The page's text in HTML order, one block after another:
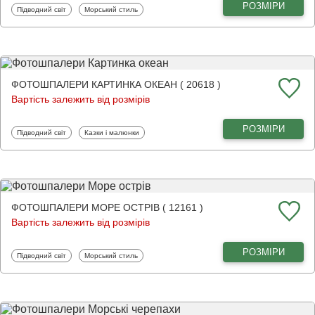
Фотошпалери
Підводний світ Фотошпалери
Морський стиль РОЗМІРИ
ФОТОШПАЛЕРИ КАРТИНКА ОКЕАН ( 20618 )
Вартість залежить від розмірів
Фотошпалери
Підводний світ Фотошпалери
Казки і малюнки РОЗМІРИ
ФОТОШПАЛЕРИ МОРЕ ОСТРІВ ( 12161 )
Вартість залежить від розмірів
Фотошпалери
Підводний світ Фотошпалери
Морський стиль РОЗМІРИ